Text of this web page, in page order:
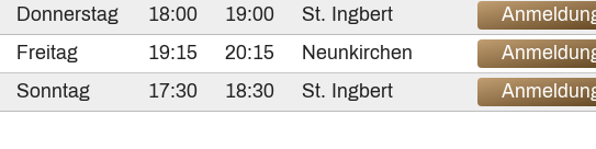
Donnerstag 18:00 19:00 St. Ingbert
Freitag 19:15 20:15 Neunkirchen
Sonntag 17:30 18:30 St. Ingbert